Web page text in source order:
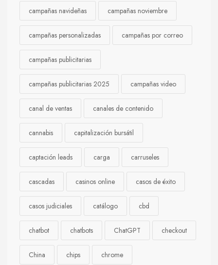
campañas navideñas campañas noviembre
campañas personalizadas campañas por correo
campañas publicitarias
campañas publicitarias 2025 campañas video
canal de ventas canales de contenido
cannabis capitalización bursátil
captación leads carga carruseles
cascadas casinos online casos de éxito
casos judiciales catálogo cbd
chatbot chatbots ChatGPT checkout
China chips chrome